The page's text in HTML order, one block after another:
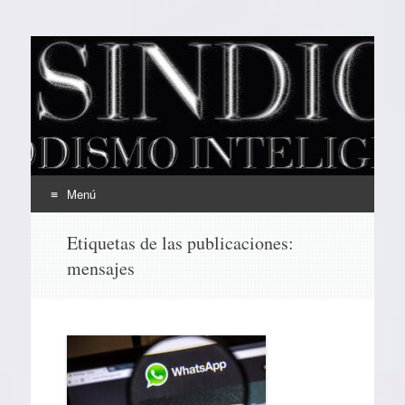
EL SINDICAL
Periodismo Inteligente
Menú
contenido
Etiquetas de las publicaciones:
mensajes